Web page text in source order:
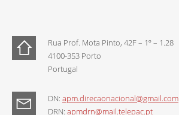
Rua Prof. Mota Pinto, 42F – 1º – 1.28
4100-353 Porto
Portugal
DN: apm.direcaonacional@gmail.com
DRN: apmdrn@mail.telepac.pt